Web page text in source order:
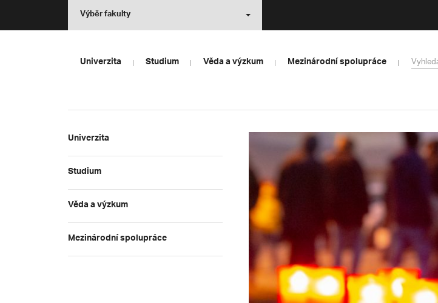
Výběr fakulty
Univerzita Studium Věda a výzkum Mezinárodní spolupráce
Univerzita
Studium
Věda a výzkum
Mezinárodní spolupráce